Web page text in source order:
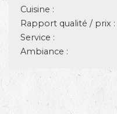
Cuisine :
Rapport qualité / prix :
Service :
Ambiance :